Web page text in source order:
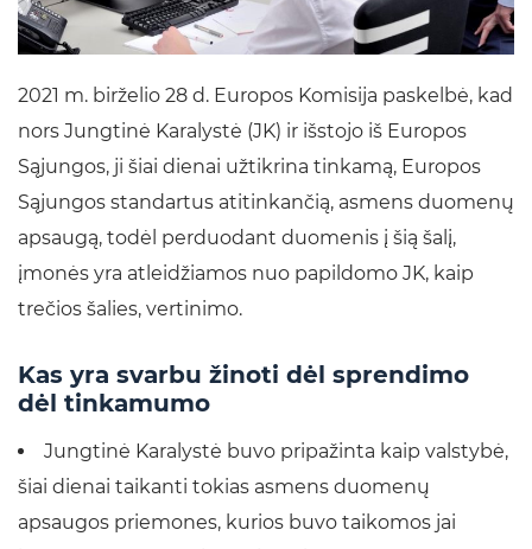
2021 m. birželio 28 d. Europos Komisija paskelbė, kad
nors Jungtinė Karalystė (JK) ir išstojo iš Europos
Sąjungos, ji šiai dienai užtikrina tinkamą, Europos
Sąjungos standartus atitinkančią, asmens duomenų
apsaugą, todėl perduodant duomenis į šią šalį,
įmonės yra atleidžiamos nuo papildomo JK, kaip
trečios šalies, vertinimo.
Kas yra svarbu žinoti dėl sprendimo
dėl tinkamumo
Jungtinė Karalystė buvo pripažinta kaip valstybė,
šiai dienai taikanti tokias asmens duomenų
apsaugos priemones, kurios buvo taikomos jai